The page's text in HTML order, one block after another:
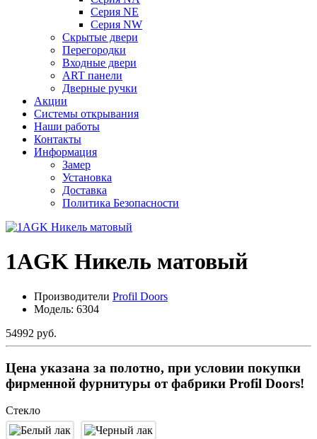
Серия NE
Серия NW
Скрытые двери
Перегородки
Входные двери
ART панели
Дверные ручки
Акции
Системы открывания
Наши работы
Контакты
Информация
Замер
Установка
Доставка
Политика Безопасности
1AGK Никель матовый
Производители Profil Doors
Модель: 6304
54992 руб.
Цена указана за полотно, при условии покупки
фирменной фурнитуры от фабрики Profil Doors!
Стекло